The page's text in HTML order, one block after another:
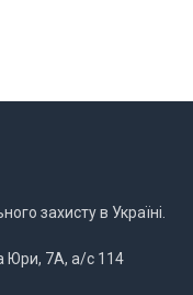
захисту в Україні.
Юри, 7А, а/с 114